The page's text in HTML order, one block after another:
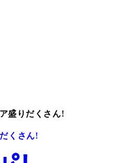
盛りだくさん!
くさん!